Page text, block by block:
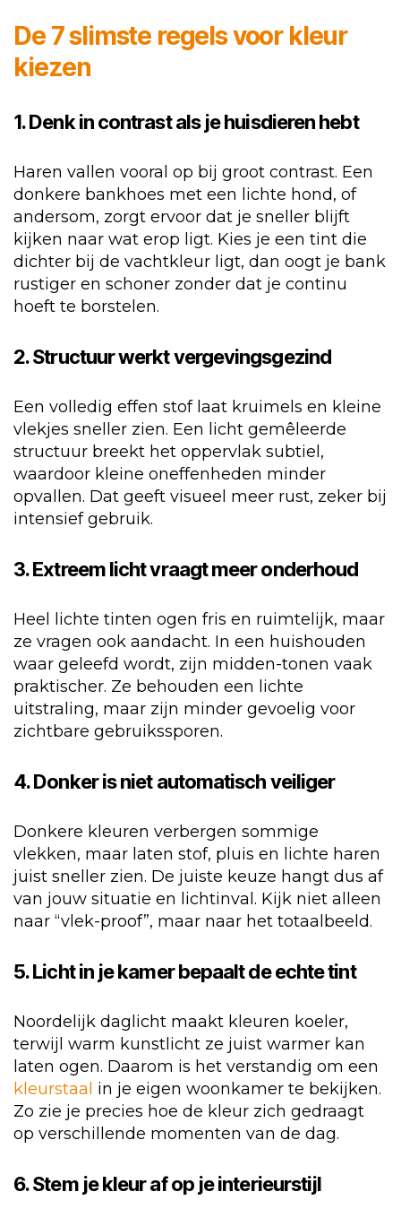
De 7 slimste regels voor kleur
kiezen
1. Denk in contrast als je huisdieren hebt
Haren vallen vooral op bij groot contrast. Een
donkere bankhoes met een lichte hond, of
andersom, zorgt ervoor dat je sneller blijft
kijken naar wat erop ligt. Kies je een tint die
dichter bij de vachtkleur ligt, dan oogt je bank
rustiger en schoner zonder dat je continu
hoeft te borstelen.
2. Structuur werkt vergevingsgezind
Een volledig effen stof laat kruimels en kleine
vlekjes sneller zien. Een licht gemêleerde
structuur breekt het oppervlak subtiel,
waardoor kleine oneffenheden minder
opvallen. Dat geeft visueel meer rust, zeker bij
intensief gebruik.
3. Extreem licht vraagt meer onderhoud
Heel lichte tinten ogen fris en ruimtelijk, maar
ze vragen ook aandacht. In een huishouden
waar geleefd wordt, zijn midden-tonen vaak
praktischer. Ze behouden een lichte
uitstraling, maar zijn minder gevoelig voor
zichtbare gebruikssporen.
4. Donker is niet automatisch veiliger
Donkere kleuren verbergen sommige
vlekken, maar laten stof, pluis en lichte haren
juist sneller zien. De juiste keuze hangt dus af
van jouw situatie en lichtinval. Kijk niet alleen
naar “vlek-proof”, maar naar het totaalbeeld.
5. Licht in je kamer bepaalt de echte tint
Noordelijk daglicht maakt kleuren koeler,
terwijl warm kunstlicht ze juist warmer kan
laten ogen. Daarom is het verstandig om een
kleurstaal in je eigen woonkamer te bekijken.
Zo zie je precies hoe de kleur zich gedraagt
op verschillende momenten van de dag.
6. Stem je kleur af op je interieurstijl